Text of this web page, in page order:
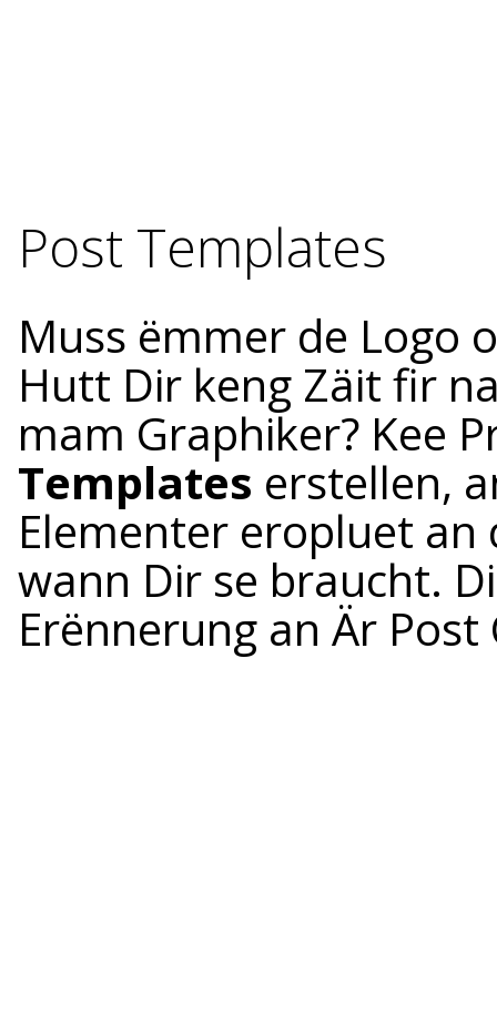
Post Templates
Muss ëmmer de Logo
Hutt Dir keng Zäit fir
mam Graphiker? Kee
Templates erstellen,
Elementer eropluet
wann Dir se braucht.
Erënnerung an Är